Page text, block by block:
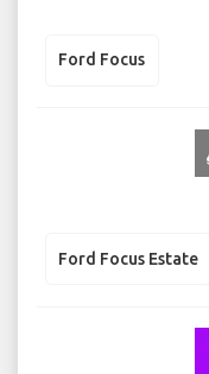
Ford Focus
Ford Focus Estate